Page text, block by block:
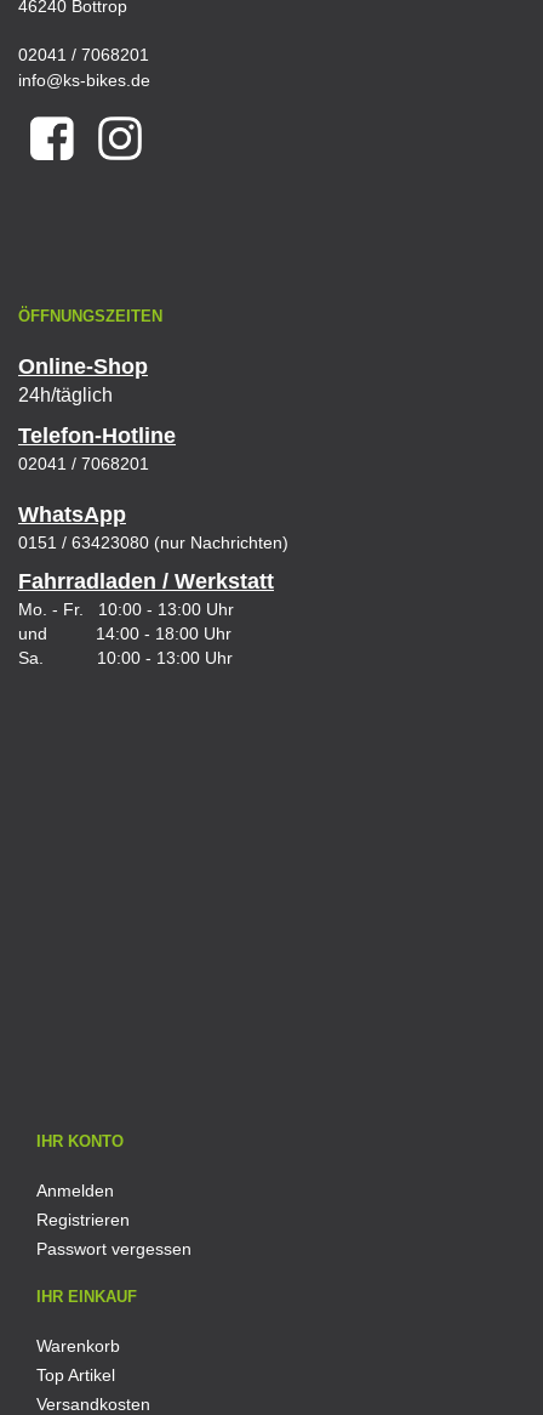
46240 Bottrop
02041 / 7068201
info@ks-bikes.de
ÖFFNUNGSZEITEN
Online-Shop
24h/täglich
Telefon-Hotline
02041 / 7068201
WhatsApp
0151 / 63423080 (nur Nachrichten)
Fahrradladen / Werkstatt
Mo. - Fr. 10:00 - 13:00 Uhr
und 14:00 - 18:00 Uhr
Sa. 10:00 - 13:00 Uhr
IHR KONTO
Anmelden
Registrieren
Passwort vergessen
IHR EINKAUF
Warenkorb
Top Artikel
Versandkosten